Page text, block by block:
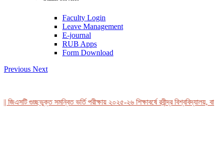
Faculty Login
Leave Management
E-journal
RUB Apps
Form Download
Previous Next
গুচ্ছভুক্ত সমন্বিত ভর্তি পরীক্ষায় ২০২৫-২৬ শিক্ষাবর্ষে রবীন্দ্র বিশ্ববিদ্যালয়,